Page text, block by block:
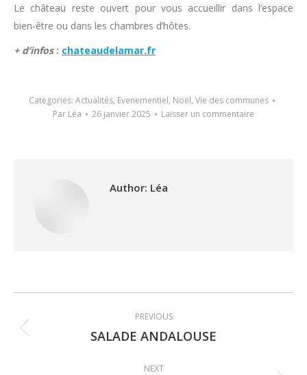
Le château reste ouvert pour vous accueillir dans l’espace
bien-être ou dans les chambres d’hôtes.
+ d’infos: chateaudelamar.fr
Categories: Actualités, Evenementiel, Noël, Vie des communes
Par Léa 26 janvier 2025 Laisser un commentaire
Author: Léa
navigation
PREVIOUS
Previous
SALADE ANDALOUSE
NEXT